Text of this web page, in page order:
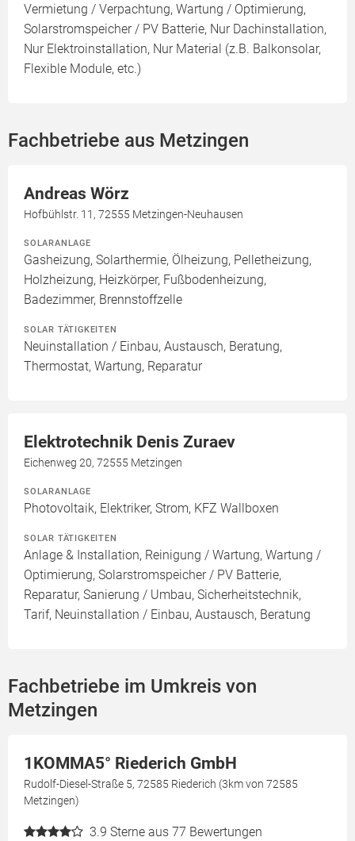
Vermietung / Verpachtung, Wartung / Optimierung,
Solarstromspeicher / PV Batterie, Nur Dachinstallation,
Nur Elektroinstallation, Nur Material (z.B. Balkonsolar,
Flexible Module, etc.)
Fachbetriebe aus Metzingen
Andreas Wörz
Hofbühlstr. 11, 72555 Metzingen-Neuhausen
SOLARANLAGE
Gasheizung, Solarthermie, Ölheizung, Pelletheizung,
Holzheizung, Heizkörper, Fußbodenheizung,
Badezimmer, Brennstoffzelle
SOLAR TÄTIGKEITEN
Neuinstallation / Einbau, Austausch, Beratung,
Thermostat, Wartung, Reparatur
Elektrotechnik Denis Zuraev
Eichenweg 20, 72555 Metzingen
SOLARANLAGE
Photovoltaik, Elektriker, Strom, KFZ Wallboxen
SOLAR TÄTIGKEITEN
Anlage & Installation, Reinigung / Wartung, Wartung /
Optimierung, Solarstromspeicher / PV Batterie,
Reparatur, Sanierung / Umbau, Sicherheitstechnik,
Tarif, Neuinstallation / Einbau, Austausch, Beratung
Fachbetriebe im Umkreis von
Metzingen
1KOMMA5° Riederich GmbH
Rudolf-Diesel-Straße 5, 72585 Riederich (3km von 72585
Metzingen)
3.9 Sterne aus 77 Bewertungen